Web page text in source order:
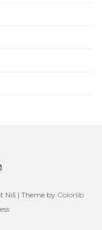
Niš | Theme by Colorlib